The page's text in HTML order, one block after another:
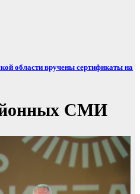
области вручены сертификаты на